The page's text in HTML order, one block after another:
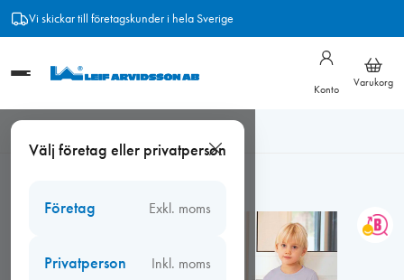
Hoppa
Vi skickar till företagskunder i hela Sverige
Konto
Varukorg
Välj företag eller privatperson
Företag Exkl. moms
Privatperson Inkl. moms
195 cm Vit 2-delar